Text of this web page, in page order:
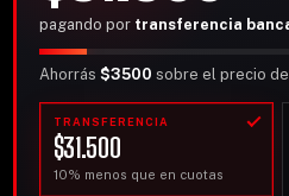
pagando por transferencia
Ahorrás $3500 sobre el precio
TRANSFERENCIA
$31.500
10% menos que en cuotas